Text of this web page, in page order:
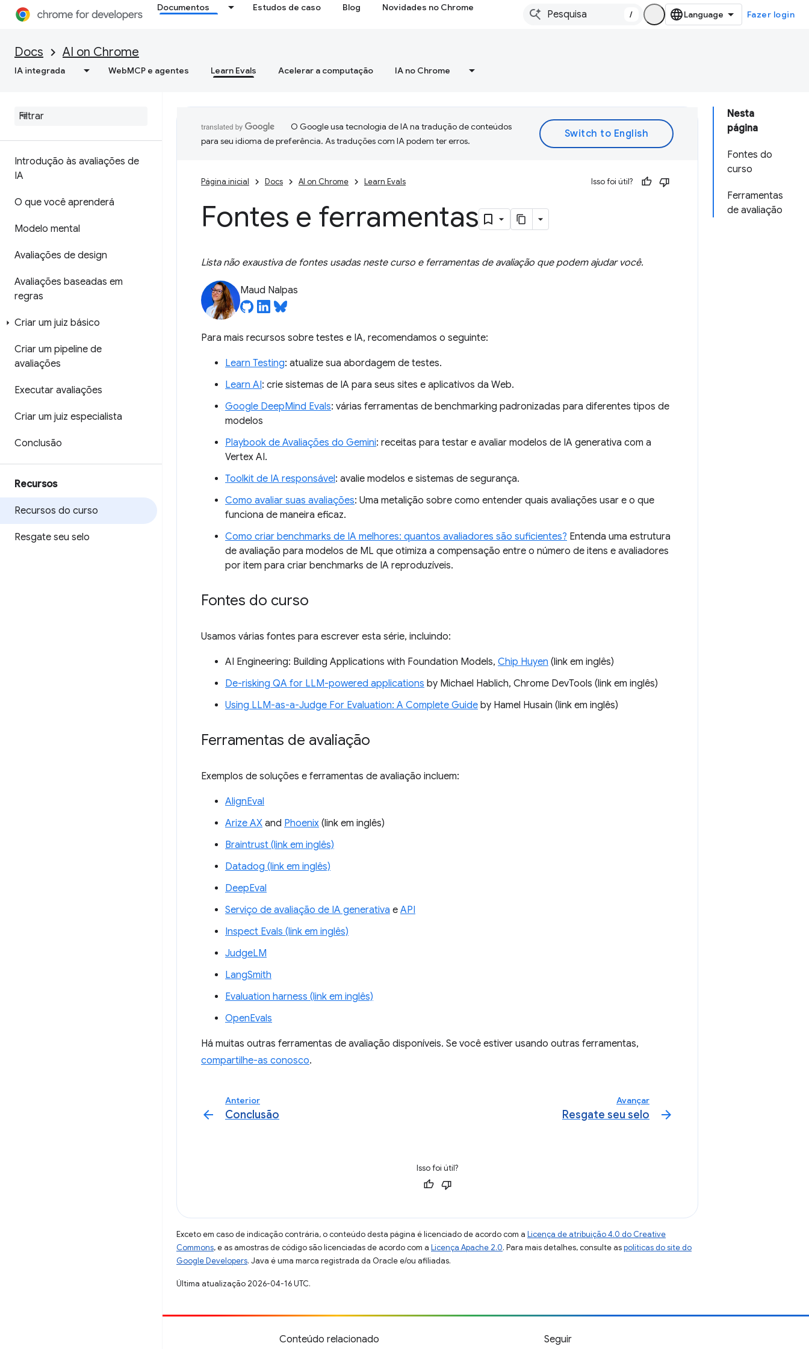
Documentos Estudos de caso Blog Novidades no Chrome
/ Fazer login
Docs AI on Chrome
IA integrada WebMCP e agentes Learn Evals Acelerar a computação IA no Chrome
Introdução às avaliações de
IA
O que você aprenderá
Modelo mental
Avaliações de design
Avaliações baseadas em
regras
Criar um juiz básico
Criar um pipeline de
avaliações
Executar avaliações
Criar um juiz especialista
Conclusão
Recursos
Recursos do curso
Resgate seu selo
Nesta
página
Fontes do
curso
Ferramentas
de avaliação
O Google usa tecnologia de IA na tradução de conteúdos
para seu idioma de preferência. As traduções com IA podem ter erros.
Página inicial Docs AI on Chrome Learn Evals Isso foi útil?
Fontes e ferramentas
Lista não exaustiva de fontes usadas neste curso e ferramentas de avaliação que podem ajudar você.
Maud Nalpas
Para mais recursos sobre testes e IA, recomendamos o seguinte:
Learn Testing: atualize sua abordagem de testes.
Learn AI: crie sistemas de IA para seus sites e aplicativos da Web.
Google DeepMind Evals: várias ferramentas de benchmarking padronizadas para diferentes tipos de
modelos
Playbook de Avaliações do Gemini: receitas para testar e avaliar modelos de IA generativa com a
Vertex AI.
Toolkit de IA responsável: avalie modelos e sistemas de segurança.
Como avaliar suas avaliações: Uma metalição sobre como entender quais avaliações usar e o que
funciona de maneira eficaz.
Como criar benchmarks de IA melhores: quantos avaliadores são suficientes? Entenda uma estrutura
de avaliação para modelos de ML que otimiza a compensação entre o número de itens e avaliadores
por item para criar benchmarks de IA reproduzíveis.
Fontes do curso
Usamos várias fontes para escrever esta série, incluindo:
AI Engineering: Building Applications with Foundation Models, Chip Huyen (link em inglês)
De-risking QA for LLM-powered applications by Michael Hablich, Chrome DevTools (link em inglês)
Using LLM-as-a-Judge For Evaluation: A Complete Guide by Hamel Husain (link em inglês)
Ferramentas de avaliação
Exemplos de soluções e ferramentas de avaliação incluem:
AlignEval
Arize AX and Phoenix (link em inglês)
Braintrust (link em inglês)
Datadog (link em inglês)
DeepEval
Serviço de avaliação de IA generativa e API
Inspect Evals (link em inglês)
JudgeLM
LangSmith
Evaluation harness (link em inglês)
OpenEvals
Há muitas outras ferramentas de avaliação disponíveis. Se você estiver usando outras ferramentas,
compartilhe-as conosco.
Anterior
arrow_back Conclusão
Avançar
Resgate seu selo arrow_forward
Isso foi útil?
Exceto em caso de indicação contrária, o conteúdo desta página é licenciado de acordo com a Licença de atribuição 4.0 do Creative
Commons, e as amostras de código são licenciadas de acordo com a Licença Apache 2.0. Para mais detalhes, consulte aspolíticas do site do
Google Developers. Java é uma marca registrada da Oracle e/ou afiliadas.
Última atualização 2026-04-16 UTC.
Conteúdo relacionado Seguir